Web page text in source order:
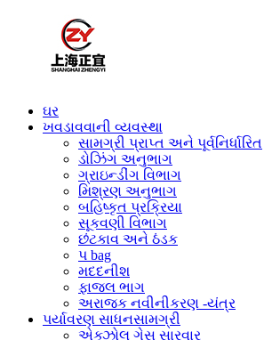
ઘર
ખવડાવવાની વ્યવસ્થા
સામગ્રી પ્રાપ્ત અને પૂર્વનિર્ધારિત
ડોઝિંગ અનુભાગ
ગ્રાઇન્ડીંગ વિભાગ
મિશ્રણ અનુભાગ
બહિષ્કૃત પ્રક્રિયા
સૂકવણી વિભાગ
છંટકાવ અને ઠંડક
પ bag
મદદનીશ
ફાજલ ભાગ
અરાજક નવીનીકરણ -યંત્ર
પર્યાવરણ સાધનસામગ્રી
એક્ઝોલ ગેસ સારવાર